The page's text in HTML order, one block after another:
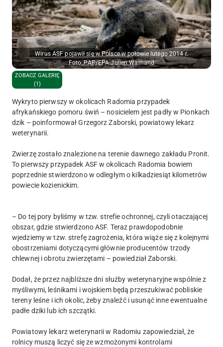
Wirus ASF pojawił się w Polsce w połowie lutego 2014 r.
Foto_PAP/EPA Julien Warnand
ZOBACZ GALERIĘ
(1)
Wykryto pierwszy w okolicach Radomia przypadek
afrykańskiego pomoru świń – nosicielem jest padły w Pionkach
dzik – poinformował Grzegorz Zaborski, powiatowy lekarz
weterynarii.
Zwierzę zostało znalezione na terenie dawnego zakładu Pronit.
To pierwszy przypadek ASF w okolicach Radomia bowiem
poprzednie stwierdzono w odległym o kilkadziesiąt kilometrów
powiecie kozienickim.
– Do tej pory byliśmy w tzw. strefie ochronnej, czyli otaczającej
obszar, gdzie stwierdzono ASF. Teraz prawdopodobnie
wjedziemy w tzw. strefę zagrożenia, która wiąże się z kolejnymi
obostrzeniami dotyczącymi głównie producentów trzody
chlewnej i obrotu zwierzętami – powiedział Zaborski.
Dodał, że przez najbliższe dni służby weterynaryjne wspólnie z
myśliwymi, leśnikami i wojskiem będą przeszukiwać pobliskie
tereny leśne i ich okolic, żeby znaleźć i usunąć inne ewentualne
padłe dziki lub ich szczątki.
Powiatowy lekarz weterynarii w Radomiu zapowiedział, że
rolnicy muszą liczyć się ze wzmożonymi kontrolami